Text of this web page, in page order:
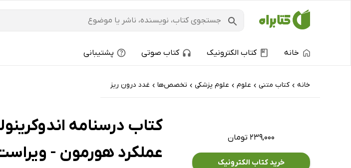
خانه کتاب الکترونیک کتاب صوتی پشتیبانی
خانه › کتاب‌ متنی › علوم › علوم پزشکی › تخصص‌ها › غدد درون ریز
۲۳۹,۰۰۰ تومان
خرید کتاب الکترونیک
عملکرد هورمون -